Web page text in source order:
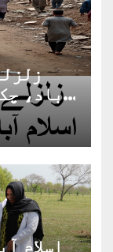
آباد،
اسلام